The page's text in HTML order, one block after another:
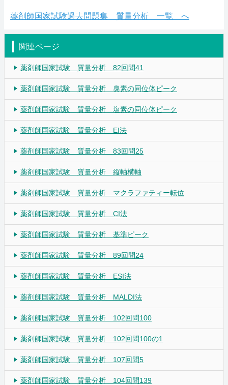
薬剤師国家試験過去問題集 質量分析 一覧 へ
関連ページ
薬剤師国家試験 質量分析 82回問41
薬剤師国家試験 質量分析 臭素の同位体ピーク
薬剤師国家試験 質量分析 塩素の同位体ピーク
薬剤師国家試験 質量分析 EI法
薬剤師国家試験 質量分析 83回問25
薬剤師国家試験 質量分析 縦軸横軸
薬剤師国家試験 質量分析 マクラファティー転位
薬剤師国家試験 質量分析 CI法
薬剤師国家試験 質量分析 基準ピーク
薬剤師国家試験 質量分析 89回問24
薬剤師国家試験 質量分析 ESI法
薬剤師国家試験 質量分析 MALDI法
薬剤師国家試験 質量分析 102回問100
薬剤師国家試験 質量分析 102回問100の1
薬剤師国家試験 質量分析 107回問5
薬剤師国家試験 質量分析 104回問139